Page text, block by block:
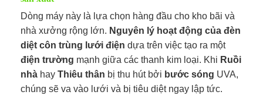
Dòng máy này là lựa chọn hàng đầu cho kho bãi và
nhà xưởng rộng lớn. Nguyên lý hoạt động của đèn
diệt côn trùng lưới điện dựa trên việc tạo ra một
điện trường mạnh giữa các thanh kim loại. Khi Ruồi
nhà hay Thiêu thân bị thu hút bởi bước sóng UVA,
chúng sẽ va vào lưới và bị tiêu diệt ngay lập tức.